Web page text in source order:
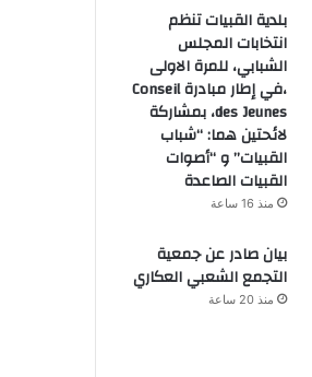
بلدية القبيات تنظم
انتخابات المجلس
الشبابي، للمرة الاولى
،في إطار مبادرة Conseil
des Jeunes، بمشاركة
لائحتين هما: “شباب
القبيات” و “أصوات
القبيات الصاعدة
منذ 16 ساعة
بيان صادر عن جمعية
التجمع الشعبي العكاري
منذ 20 ساعة